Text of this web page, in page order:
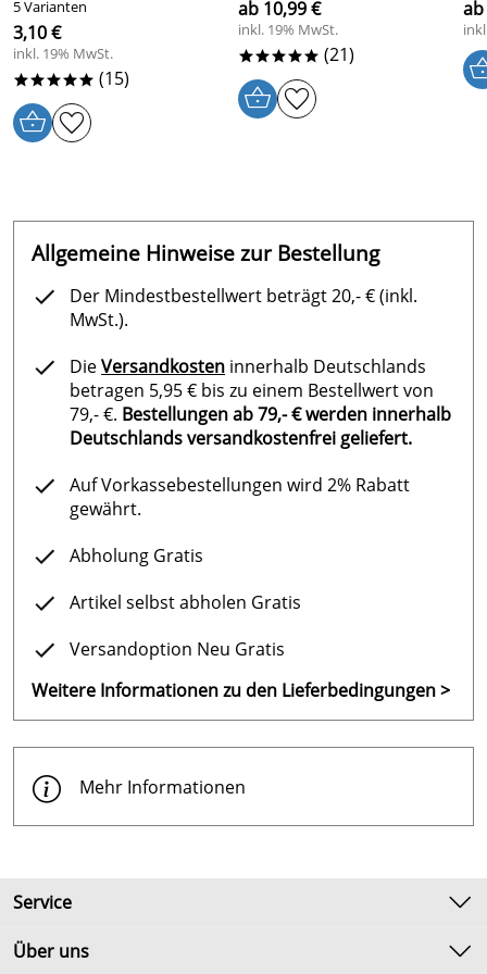
5 Varianten
3,10 €
inkl. 19% MwSt.
***** (15)
ab 10,99 €
inkl. 19% MwSt.
***** (21)
ab
Allgemeine Hinweise zur Bestellung
Der Mindestbestellwert beträgt 20,- € (inkl.
MwSt.).
DieVersandkosten innerhalb Deutschlands
betragen 5,95 € bis zu einem Bestellwert von
79,- €. Bestellungen ab 79,- € werden innerhalb
Deutschlands versandkostenfrei geliefert.
Auf Vorkassebestellungen wird 2% Rabatt
gewährt.
Abholung Gratis
Artikel selbst abholen Gratis
Versandoption Neu Gratis
Weitere Informationen zu den Lieferbedingungen >
Mehr Informationen
Service
Kontakt
Über uns